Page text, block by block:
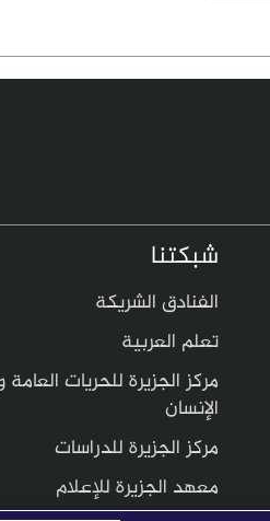
شبكتنا
الفنادق الشريكة
تعلم العربية
مركز الجزيرة للحريات
الإنسان
مركز الجزيرة للدراسات
معهد الجزيرة للإعلام